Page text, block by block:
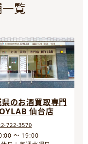
覧
のお酒買取専門
仙台店
722-3570
～ 19:00